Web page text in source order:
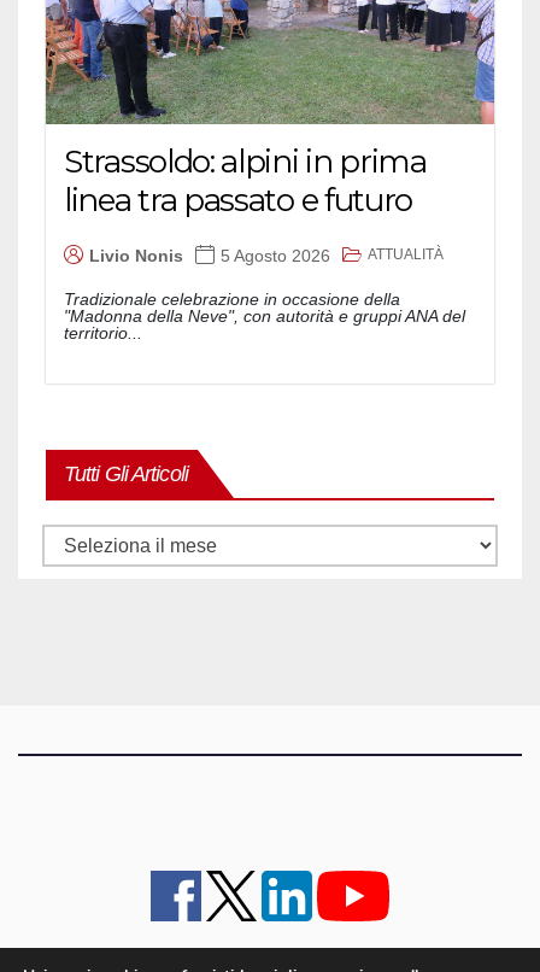
Strassoldo: alpini in prima
linea tra passato e futuro
Livio Nonis 5 Agosto 2026 ATTUALITÀ
Tradizionale celebrazione in occasione della
"Madonna della Neve", con autorità e gruppi ANA del
territorio...
Tutti Gli Articoli
Tutti